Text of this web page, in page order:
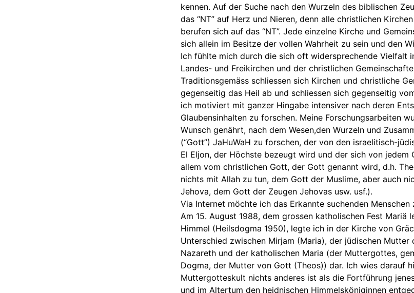
kennen. Auf der Suche nach den Wurzeln des biblischen
das “NT” auf Herz und Nieren, denn alle christlichen
berufen sich auf das “NT”. Jede einzelne Kirche und
sich allein im Besitze der vollen Wahrheit zu sein und den
Ich fühlte mich durch die sich oft widersprechende Vielfalt
Landes- und Freikirchen und der christlichen
Traditionsgemäss schliessen sich Kirchen und christliche
gegenseitig das Heil ab und schliessen sich gegenseitig
ich motiviert mit ganzer Hingabe intensiver nach deren
Glaubensinhalten zu forschen. Meine Forschungsarbeiten
Wunsch genährt, nach dem Wesen,den Wurzeln und
(“Gott”) JaHuWaH zu forschen, der von den israelitisch-
El Eljon, der Höchste bezeugt wird und der sich von
allem vom christlichen Gott, der Gott genannt wird, d.h.
nichts mit Allah zu tun, dem Gott der Muslime, aber auch
Jehova, dem Gott der Zeugen Jehovas usw. usf.).
Via Internet möchte ich das Erkannte suchenden Menschen
Am 15. August 1988, dem grossen katholischen Fest Mariä
Himmel (Heilsdogma 1950), legte ich in der Kirche von
Unterschied zwischen Mirjam (Maria), der jüdischen Mutter
Nazareth und der katholischen Maria (der Muttergottes,
Dogma, der Mutter von Gott (Theos)) dar. Ich wies darauf
Muttergotteskult nichts anderes ist als die Fortführung
und im Altertum den heidnischen Himmelsköniginnen